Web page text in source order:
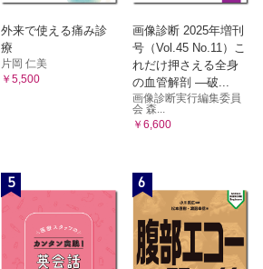
外来で使える痛み診
療
片岡 仁美
￥5,500
画像診断 2025年増刊
号（Vol.45 No.11）こ
れだけ押さえる全身
の血管解剖 ―破...
画像診断実行編集委員
会 森...
￥6,600
5 6